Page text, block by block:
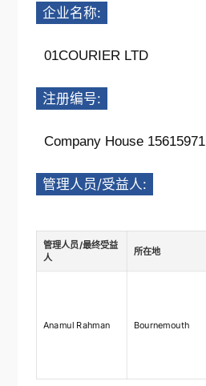
企业名称:
01COURIER LTD
注册编号:
Company House 15615971
管理人员/受益人:
管理人员/最终受益
人
所在地
Anamul Rahman Bournemouth